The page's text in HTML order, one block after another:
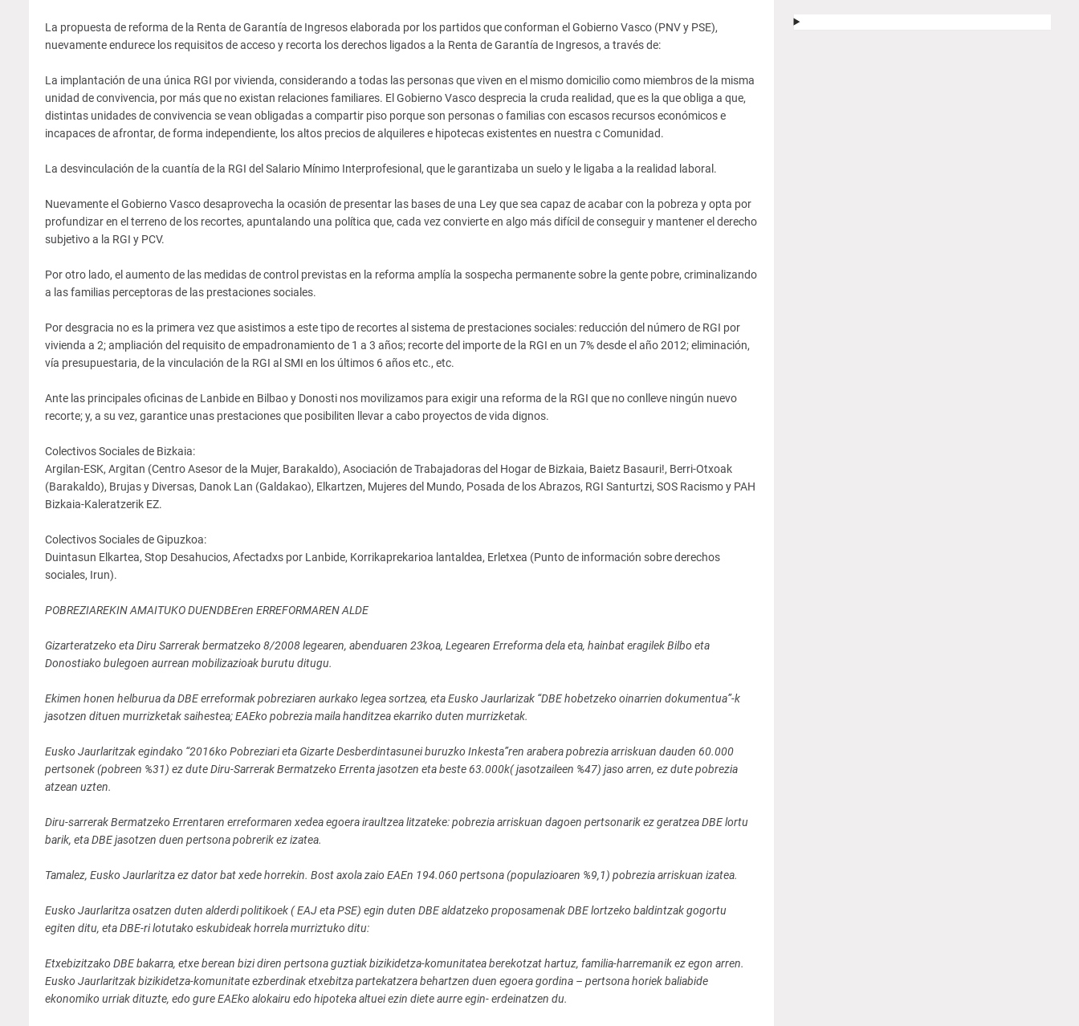
La propuesta de reforma de la Renta de Garantía de Ingresos elaborada por los partidos que conforman el Gobierno Vasco (PNV y PSE),
nuevamente endurece los requisitos de acceso y recorta los derechos ligados a la Renta de Garantía de Ingresos, a través de:
La implantación de una única RGI por vivienda, considerando a todas las personas que viven en el mismo domicilio como miembros de la misma
unidad de convivencia, por más que no existan relaciones familiares. El Gobierno Vasco desprecia la cruda realidad, que es la que obliga a que,
distintas unidades de convivencia se vean obligadas a compartir piso porque son personas o familias con escasos recursos económicos e
incapaces de afrontar, de forma independiente, los altos precios de alquileres e hipotecas existentes en nuestra c Comunidad.
La desvinculación de la cuantía de la RGI del Salario Mínimo Interprofesional, que le garantizaba un suelo y le ligaba a la realidad laboral.
Nuevamente el Gobierno Vasco desaprovecha la ocasión de presentar las bases de una Ley que sea capaz de acabar con la pobreza y opta por
profundizar en el terreno de los recortes, apuntalando una política que, cada vez convierte en algo más difícil de conseguir y mantener el derecho
subjetivo a la RGI y PCV.
Por otro lado, el aumento de las medidas de control previstas en la reforma amplía la sospecha permanente sobre la gente pobre, criminalizando
a las familias perceptoras de las prestaciones sociales.
Por desgracia no es la primera vez que asistimos a este tipo de recortes al sistema de prestaciones sociales: reducción del número de RGI por
vivienda a 2; ampliación del requisito de empadronamiento de 1 a 3 años; recorte del importe de la RGI en un 7% desde el año 2012; eliminación,
vía presupuestaria, de la vinculación de la RGI al SMI en los últimos 6 años etc., etc.
Ante las principales oficinas de Lanbide en Bilbao y Donosti nos movilizamos para exigir una reforma de la RGI que no conlleve ningún nuevo
recorte; y, a su vez, garantice unas prestaciones que posibiliten llevar a cabo proyectos de vida dignos.
Colectivos Sociales de Bizkaia:
Argilan-ESK, Argitan (Centro Asesor de la Mujer, Barakaldo), Asociación de Trabajadoras del Hogar de Bizkaia, Baietz Basauri!, Berri-Otxoak
(Barakaldo), Brujas y Diversas, Danok Lan (Galdakao), Elkartzen, Mujeres del Mundo, Posada de los Abrazos, RGI Santurtzi, SOS Racismo y PAH
Bizkaia-Kaleratzerik EZ.
Colectivos Sociales de Gipuzkoa:
Duintasun Elkartea, Stop Desahucios, Afectadxs por Lanbide, Korrikaprekarioa lantaldea, Erletxea (Punto de información sobre derechos
sociales, Irun).
POBREZIAREKIN AMAITUKO DUENDBEren ERREFORMAREN ALDE
Gizarteratzeko eta Diru Sarrerak bermatzeko 8/2008 legearen, abenduaren 23koa, Legearen Erreforma dela eta, hainbat eragilek Bilbo eta
Donostiako bulegoen aurrean mobilizazioak burutu ditugu.
Ekimen honen helburua da DBE erreformak pobreziaren aurkako legea sortzea, eta Eusko Jaurlarizak “DBE hobetzeko oinarrien dokumentua”-k
jasotzen dituen murrizketak saihestea; EAEko pobrezia maila handitzea ekarriko duten murrizketak.
Eusko Jaurlaritzak egindako “2016ko Pobreziari eta Gizarte Desberdintasunei buruzko Inkesta”ren arabera pobrezia arriskuan dauden 60.000
pertsonek (pobreen %31) ez dute Diru-Sarrerak Bermatzeko Errenta jasotzen eta beste 63.000k( jasotzaileen %47) jaso arren, ez dute pobrezia
atzean uzten.
Diru-sarrerak Bermatzeko Errentaren erreformaren xedea egoera iraultzea litzateke: pobrezia arriskuan dagoen pertsonarik ez geratzea DBE lortu
barik, eta DBE jasotzen duen pertsona pobrerik ez izatea.
Tamalez, Eusko Jaurlaritza ez dator bat xede horrekin. Bost axola zaio EAEn 194.060 pertsona (populazioaren %9,1) pobrezia arriskuan izatea.
Eusko Jaurlaritza osatzen duten alderdi politikoek ( EAJ eta PSE) egin duten DBE aldatzeko proposamenak DBE lortzeko baldintzak gogortu
egiten ditu, eta DBE-ri lotutako eskubideak horrela murriztuko ditu:
Etxebizitzako DBE bakarra, etxe berean bizi diren pertsona guztiak bizikidetza-komunitatea berekotzat hartuz, familia-harremanik ez egon arren.
Eusko Jaurlaritzak bizikidetza-komunitate ezberdinak etxebitza partekatzera behartzen duen egoera gordina – pertsona horiek baliabide
ekonomiko urriak dituzte, edo gure EAEko alokairu edo hipoteka altuei ezin diete aurre egin- erdeinatzen du.